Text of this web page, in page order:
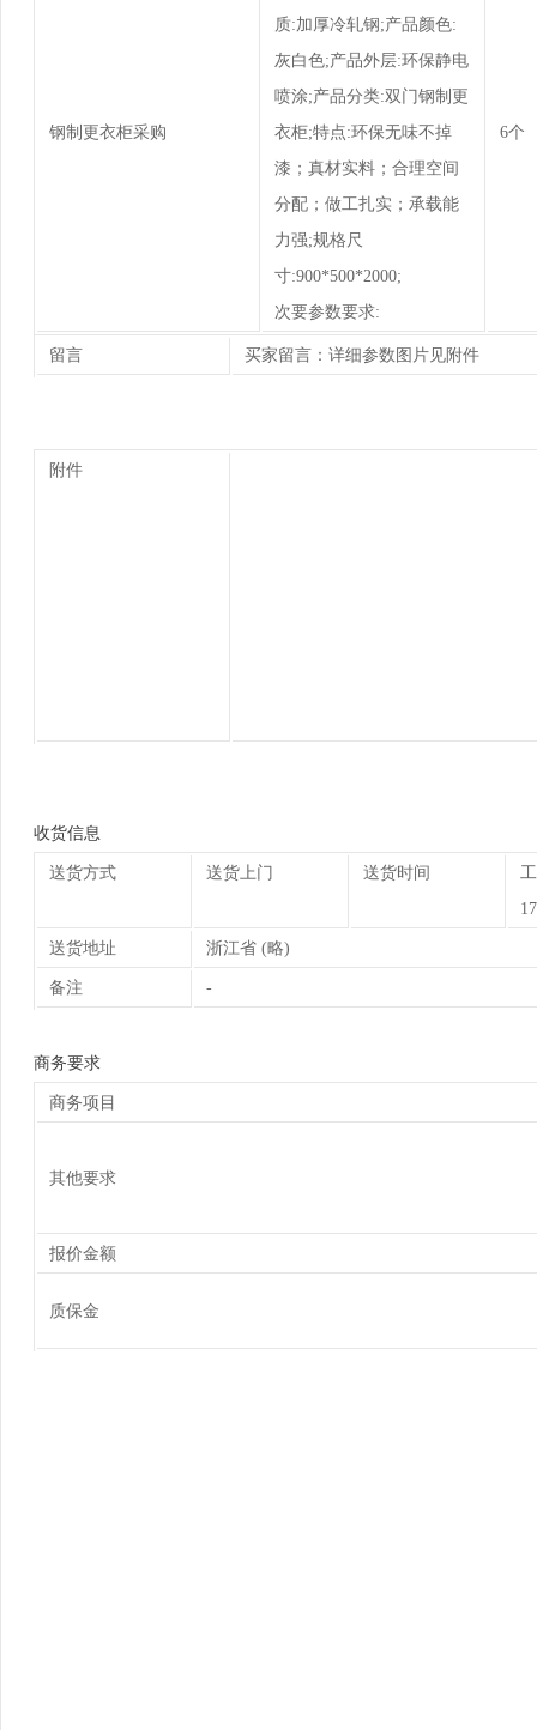
钢制更衣柜采购
质:加厚冷轧钢;产品颜色:
灰白色;产品外层:环保静电
喷涂;产品分类:双门钢制更
衣柜;特点:环保无味不掉
漆；真材实料；合理空间
分配；做工扎实；承载能
力强;规格尺
寸:900*500*2000;
次要参数要求:
6个
留言 买家留言：详细参数图片见附件
附件
收货信息
送货方式 送货上门 送货时间
送货地址 浙江省 (略)
备注 -
商务要求
商务项目
其他要求
报价金额
质保金